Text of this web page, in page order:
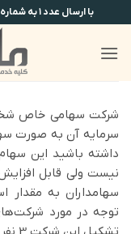
to
content
با ارسال عدد ۱ به شماره ۰۲۱۲۲۲۲۴۸۴۸ از مشاوره رایگان بهره مند شوید.
شرکت سهامی خاص
سرمایه آن به صورت
داشته باشید این
نیست ولی قابل
سهامداران به
توجه در مورد